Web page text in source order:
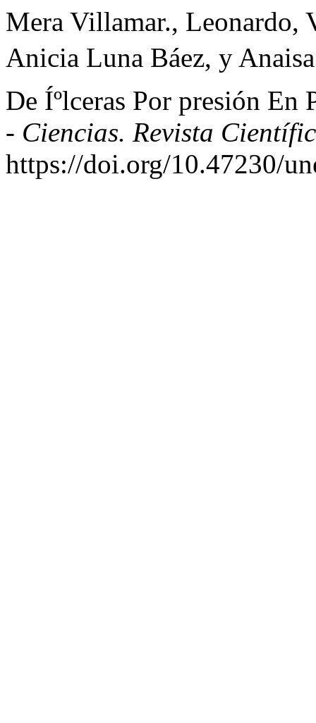
Mera Villamar., Leonardo,
Anicia Luna Báez, y
De Íºlceras Por presión En
- Ciencias. Revista
https://doi.org/10.47230/